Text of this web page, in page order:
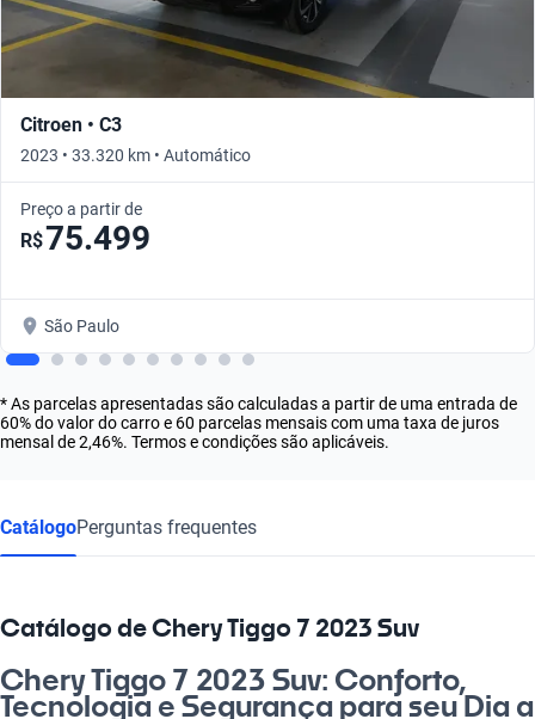
Citroen • C3
2023 • 33.320 km • Automático
Preço a partir de
R$75.499
São Paulo
* As parcelas apresentadas são calculadas a partir de uma entrada de
60% do valor do carro e 60 parcelas mensais com uma taxa de juros
mensal de 2,46%. Termos e condições são aplicáveis.
CatálogoPerguntas frequentes
Catálogo de Chery Tiggo 7 2023 Suv
Chery Tiggo 7 2023 Suv: Conforto,
Tecnologia e Segurança para seu Dia a